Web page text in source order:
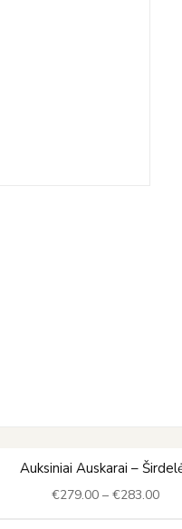
Auksiniai Auskarai –
€279.00 – €283.00